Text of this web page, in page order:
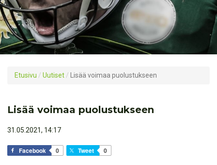
Etusivu / Uutiset / Lisää voimaa puolustukseen
Lisää voimaa puolustukseen
31.05.2021, 14:17
Facebook 0 Tweet 0